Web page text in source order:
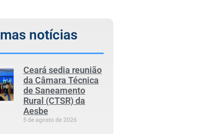
notícias
Ceará sedia reunião
da Câmara Técnica
de Saneamento
Rural (CTSR) da
Aesbe
5 de agosto de 2026